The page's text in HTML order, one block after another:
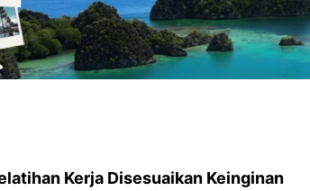
Kerja Disesuaikan Keinginan